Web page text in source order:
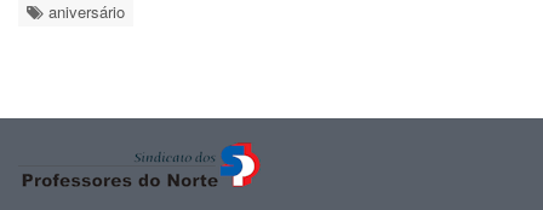
aniversário